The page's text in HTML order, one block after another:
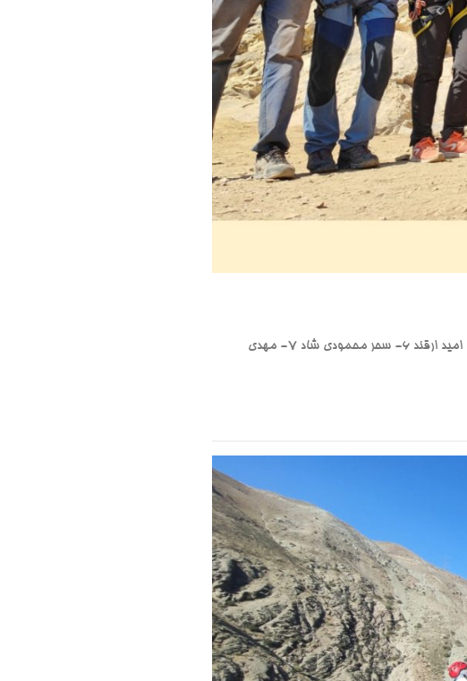
۱- زهرا مطلق (سرپرست) ۲- علی فراهانی (کمک‌سرپرست) ۳- ⁠مهرداد محمدی ۴- ⁠شیما سادات غلامی ۵- ⁠امید ارقند ۶- ⁠سحر محمودی شاد ۷- ⁠مهدی